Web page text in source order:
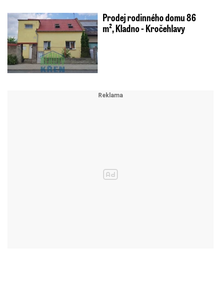
Prodej rodinného domu 86
m², Kladno - Kročehlavy